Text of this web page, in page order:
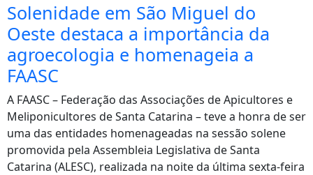
Solenidade em São Miguel do
Oeste destaca a importância da
agroecologia e homenageia a
FAASC
A FAASC – Federação das Associações de Apicultores e
Meliponicultores de Santa Catarina – teve a honra de ser
uma das entidades homenageadas na sessão solene
promovida pela Assembleia Legislativa de Santa
Catarina (ALESC), realizada na noite da última sexta-feira